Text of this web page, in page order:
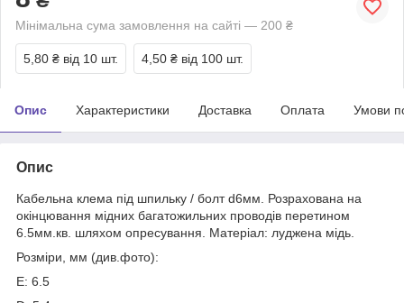
Мінімальна сума замовлення на сайті — 200 ₴
5,80 ₴ від 10 шт. 4,50 ₴ від 100 шт.
Опис Характеристики Доставка Оплата Умови
Опис
Кабельна клема під шпильку / болт d6мм. Розрахована на
окінцювання мідних багатожильних проводів перетином
6.5мм.кв. шляхом опресування. Матеріал: луджена мідь.
Розміри, мм (див.фото):
Е: 6.5